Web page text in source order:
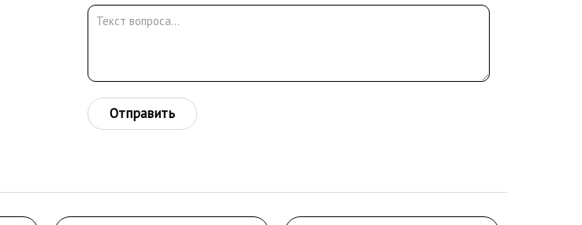
Отправить